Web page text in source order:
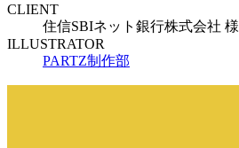
CLIENT
住信SBIネット銀行株式会社 様
ILLUSTRATOR
PARTZ制作部